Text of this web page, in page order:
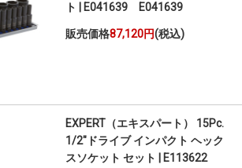
ト | E041639 E041639
販売価格87,120円(税込)
EXPERT（エキスパート） 15Pc.
1/2"ドライブ インパクト ヘック
スソケット セット | E113622